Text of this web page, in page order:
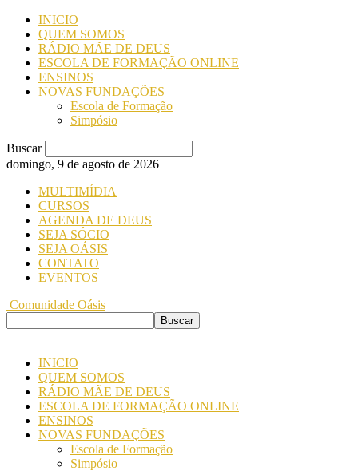
INICIO
QUEM SOMOS
RÁDIO MÃE DE DEUS
ESCOLA DE FORMAÇÃO ONLINE
ENSINOS
NOVAS FUNDAÇÕES
Escola de Formação
Simpósio
Buscar
domingo, 9 de agosto de 2026
MULTIMÍDIA
CURSOS
AGENDA DE DEUS
SEJA SÓCIO
SEJA OÁSIS
CONTATO
EVENTOS
Comunidade Oásis
INICIO
QUEM SOMOS
RÁDIO MÃE DE DEUS
ESCOLA DE FORMAÇÃO ONLINE
ENSINOS
NOVAS FUNDAÇÕES
Escola de Formação
Simpósio